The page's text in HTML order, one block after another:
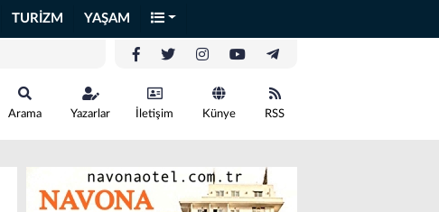
TURİZM YAŞAM
Arama Yazarlar İletişim Künye RSS